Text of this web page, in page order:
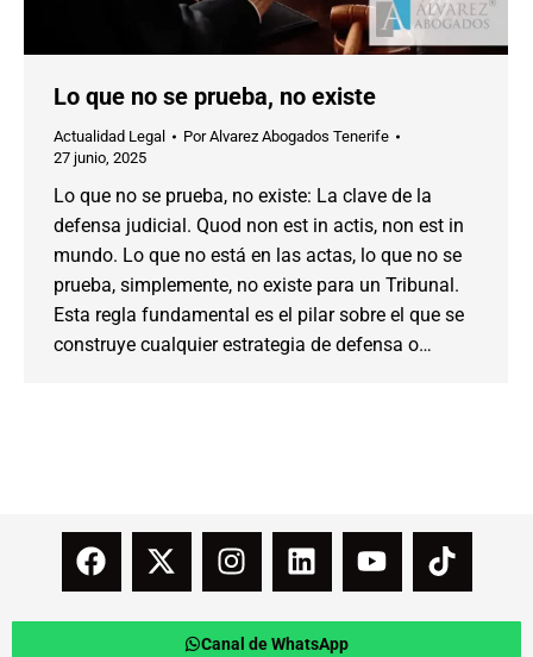
Lo que no se prueba, no existe
Actualidad Legal PorAlvarez Abogados Tenerife
27 junio, 2025
Lo que no se prueba, no existe: La clave de la
defensa judicial. Quod non est in actis, non est in
mundo. Lo que no está en las actas, lo que no se
prueba, simplemente, no existe para un Tribunal.
Esta regla fundamental es el pilar sobre el que se
construye cualquier estrategia de defensa o…
Canal de WhatsApp